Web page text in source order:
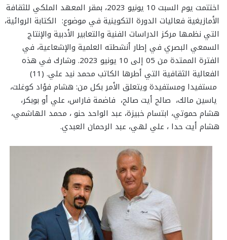
اختتمت يوم السبت 10 يونيو 2023، بمقر المعهد الملكي للثقافة
الأمازيغية فعاليات الدورة التكوينية في موضوع: الكتابة الروائية،
التي نظمها مركز الدراسات الفنية والتعابير الأدبية والإنتاج
السمعي البصري في إطار أنشطته العلمية والإشعاعية، في
الفترة الممتدة من 05 إلى 10 يونيو 2023. وشارك في هذه
الفعالية الثقافية التي أطرها الكاتب محمد نيد علي. (11)
مستفيدا ومستفيدة ويتعلق الأمر بكل من: هشام فؤاد كوغلت،
ياسين مالك، صالح أيت صالح، فاضمة فاراس، علي أو بوبكر،
هشام حموتي، ابتسام خبيزة، عبد الواحد حنو ، محمد الهاشمي،
هشام أيت حدا ، علي لهي، عبد الرحمان العبدي.